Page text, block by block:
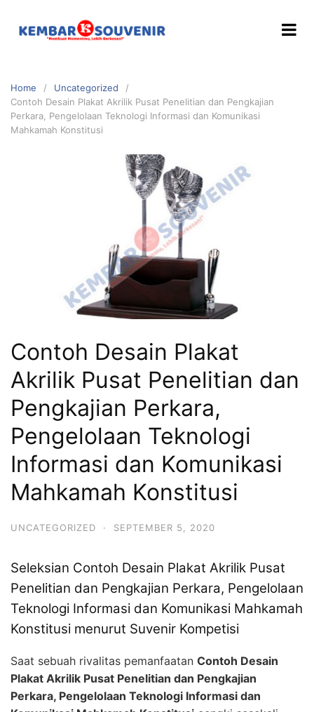
Home
Uncategorized
Contoh Desain Plakat Akrilik Pusat Penelitian dan Pengkajian
Perkara, Pengelolaan Teknologi Informasi dan Komunikasi
Mahkamah Konstitusi
Contoh Desain Plakat
Akrilik Pusat Penelitian dan
Pengkajian Perkara,
Pengelolaan Teknologi
Informasi dan Komunikasi
Mahkamah Konstitusi
UNCATEGORIZED · SEPTEMBER 5, 2020
Seleksian Contoh Desain Plakat Akrilik Pusat
Penelitian dan Pengkajian Perkara, Pengelolaan
Teknologi Informasi dan Komunikasi Mahkamah
Konstitusi menurut Suvenir Kompetisi
Saat sebuah rivalitas pemanfaatan Contoh Desain
Plakat Akrilik Pusat Penelitian dan Pengkajian
Perkara, Pengelolaan Teknologi Informasi dan